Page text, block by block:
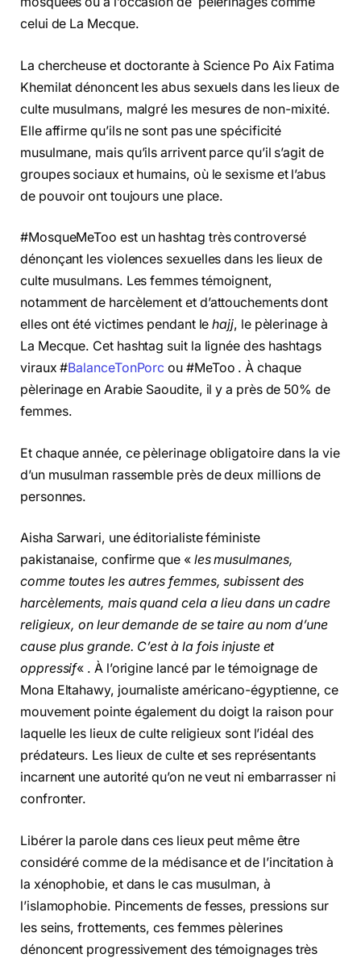
celui de La Mecque.
La chercheuse et doctorante à Science Po Aix Fatima
Khemilat dénoncent les abus sexuels dans les lieux de
culte musulmans, malgré les mesures de non-mixité.
Elle affirme qu’ils ne sont pas une spécificité
musulmane, mais qu’ils arrivent parce qu’il s’agit de
groupes sociaux et humains, où le sexisme et l’abus
de pouvoir ont toujours une place.
#MosqueMeToo est un hashtag très controversé
dénonçant les violences sexuelles dans les lieux de
culte musulmans. Les femmes témoignent,
notamment de harcèlement et d’attouchements dont
elles ont été victimes pendant lehajj, le pèlerinage à
La Mecque. Cet hashtag suit la lignée des hashtags
viraux #BalanceTonPorc ou #MeToo . À chaque
pèlerinage en Arabie Saoudite, il y a près de 50% de
femmes.
Et chaque année, ce pèlerinage obligatoire dans la vie
d’un musulman rassemble près de deux millions de
personnes.
Aisha Sarwari, une éditorialiste féministe
pakistanaise, confirme que « les musulmanes,
comme toutes les autres femmes, subissent des
harcèlements, mais quand cela a lieu dans un cadre
religieux, on leur demande de se taire au nom d’une
cause plus grande. C’est à la fois injuste et
oppressif« . À l’origine lancé par le témoignage de
Mona Eltahawy, journaliste américano-égyptienne, ce
mouvement pointe également du doigt la raison pour
laquelle les lieux de culte religieux sont l’idéal des
prédateurs. Les lieux de culte et ses représentants
incarnent une autorité qu’on ne veut ni embarrasser ni
confronter.
Libérer la parole dans ces lieux peut même être
considéré comme de la médisance et de l’incitation à
la xénophobie, et dans le cas musulman, à
l’islamophobie. Pincements de fesses, pressions sur
les seins, frottements, ces femmes pèlerines
dénoncent progressivement des témoignages très